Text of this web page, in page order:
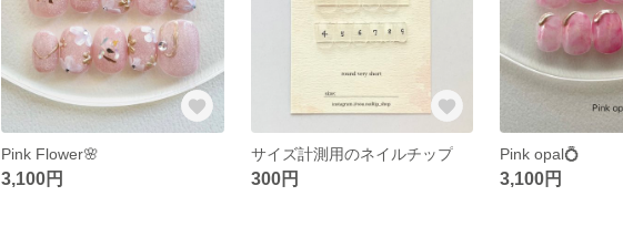
Pink Flower🌸
3,100円
サイズ計測用のネイルチップ
300円
Pink opal💍
3,100円